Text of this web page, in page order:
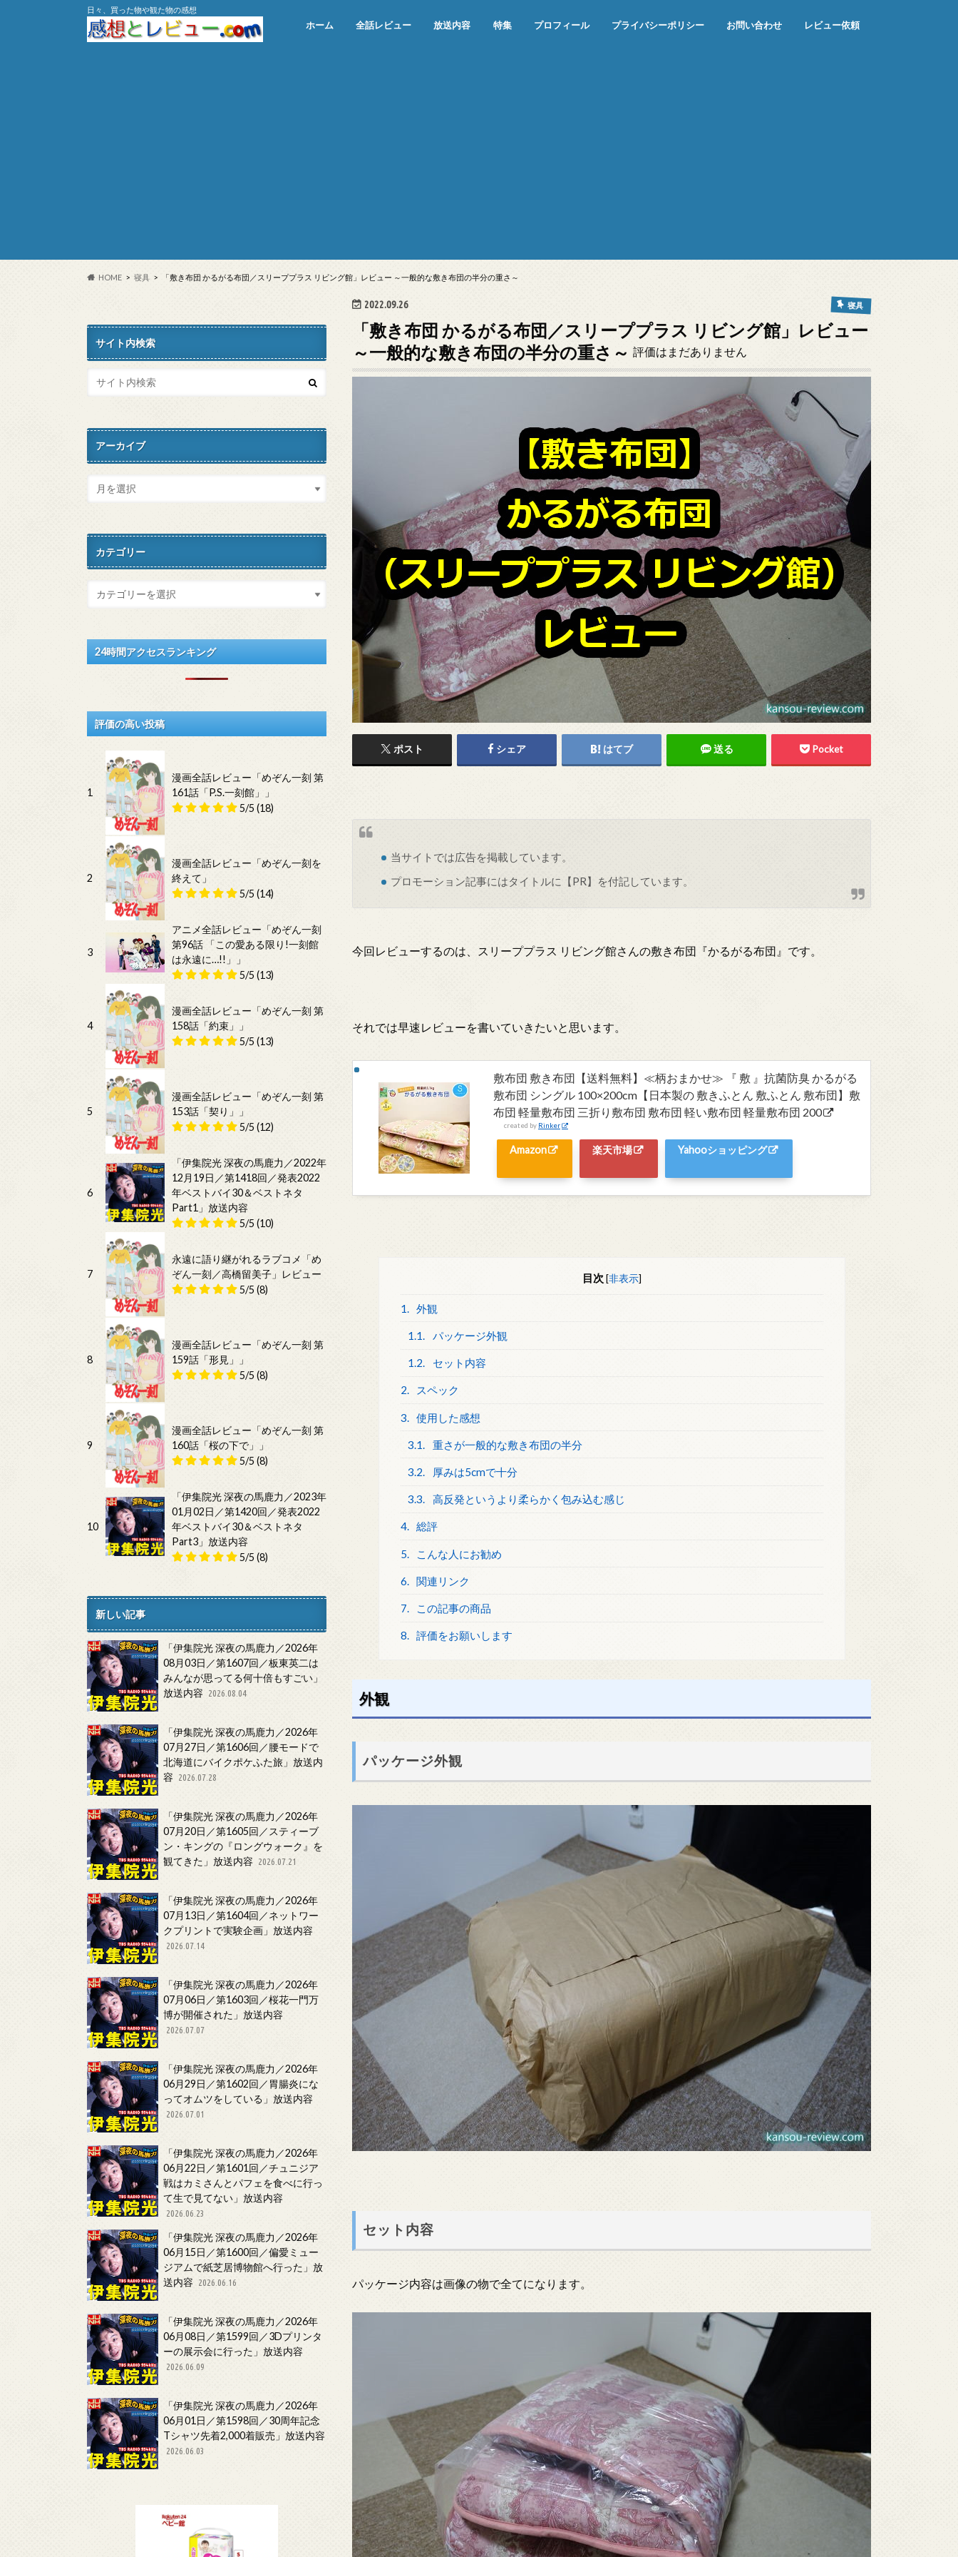
日々、買った物や観た物の感想
ホーム 全話レビュー 放送内容 特集 プロフィール プライバシーポリシー お問い合わせ レビュー依頼
HOME 寝具 「敷き布団 かるがる布団／スリーププラス リビング館」レビュー ～一般的な敷き布団の半分の重さ～
2022.09.26 寝具
「敷き布団 かるがる布団／スリーププラス リビング館」レビュー
～一般的な敷き布団の半分の重さ～ 評価はまだありません
ポスト シェア はてブ 送る Pocket
当サイトでは広告を掲載しています。
プロモーション記事にはタイトルに【PR】を付記しています。
今回レビューするのは、スリーププラス リビング館さんの敷き布団『かるがる布団』です。
それでは早速レビューを書いていきたいと思います。
敷布団 敷き布団【送料無料】≪柄おまかせ≫ 『 敷 』抗菌防臭 かるがる
敷布団 シングル 100×200cm【日本製の 敷きふとん 敷ふとん 敷布団】敷
布団 軽量敷布団 三折り敷布団 敷布団 軽い敷布団 軽量敷布団 200
created by Rinker
Amazon 楽天市場 Yahooショッピング
目次 [非表示]
1. 外観
1.1. パッケージ外観
1.2. セット内容
2. スペック
3. 使用した感想
3.1. 重さが一般的な敷き布団の半分
3.2. 厚みは5cmで十分
3.3. 高反発というより柔らかく包み込む感じ
4. 総評
5. こんな人にお勧め
6. 関連リンク
7. この記事の商品
8. 評価をお願いします
外観
パッケージ外観
セット内容
パッケージ内容は画像の物で全てになります。
サイト内検索
アーカイブ
カテゴリー
24時間アクセスランキング
評価の高い投稿
1
漫画全話レビュー「めぞん一刻 第
161話「P.S.一刻館」」
5/5 (18)
2
漫画全話レビュー「めぞん一刻を
終えて」
5/5 (14)
3
アニメ全話レビュー「めぞん一刻
第96話 「この愛ある限り!一刻館
は永遠に…!!」」
5/5 (13)
4
漫画全話レビュー「めぞん一刻 第
158話「約束」」
5/5 (13)
5
漫画全話レビュー「めぞん一刻 第
153話「契り」」
5/5 (12)
6
「伊集院光 深夜の馬鹿力／2022年
12月19日／第1418回／発表2022
年ベストバイ30＆ベストネタ
Part1」放送内容
5/5 (10)
7
永遠に語り継がれるラブコメ「め
ぞん一刻／高橋留美子」レビュー
5/5 (8)
8
漫画全話レビュー「めぞん一刻 第
159話「形見」」
5/5 (8)
9
漫画全話レビュー「めぞん一刻 第
160話「桜の下で」」
5/5 (8)
10
「伊集院光 深夜の馬鹿力／2023年
01月02日／第1420回／発表2022
年ベストバイ30＆ベストネタ
Part3」放送内容
5/5 (8)
新しい記事
「伊集院光 深夜の馬鹿力／2026年
08月03日／第1607回／板東英二は
みんなが思ってる何十倍もすごい」
放送内容
2026.08.04
「伊集院光 深夜の馬鹿力／2026年
07月27日／第1606回／腰モードで
北海道にバイクポケふた旅」放送内
容
2026.07.28
「伊集院光 深夜の馬鹿力／2026年
07月20日／第1605回／スティーブ
ン・キングの『ロングウォーク』を
観てきた」放送内容
2026.07.21
「伊集院光 深夜の馬鹿力／2026年
07月13日／第1604回／ネットワー
クプリントで実験企画」放送内容
2026.07.14
「伊集院光 深夜の馬鹿力／2026年
07月06日／第1603回／桜花一門万
博が開催された」放送内容
2026.07.07
「伊集院光 深夜の馬鹿力／2026年
06月29日／第1602回／胃腸炎にな
ってオムツをしている」放送内容
2026.07.01
「伊集院光 深夜の馬鹿力／2026年
06月22日／第1601回／チュニジア
戦はカミさんとパフェを食べに行っ
て生で見てない」放送内容
2026.06.23
「伊集院光 深夜の馬鹿力／2026年
06月15日／第1600回／偏愛ミュー
ジアムで紙芝居博物館へ行った」放
送内容
2026.06.16
「伊集院光 深夜の馬鹿力／2026年
06月08日／第1599回／3Dプリンタ
ーの展示会に行った」放送内容
2026.06.09
「伊集院光 深夜の馬鹿力／2026年
06月01日／第1598回／30周年記念
Tシャツ先着2,000着販売」放送内容
2026.06.03